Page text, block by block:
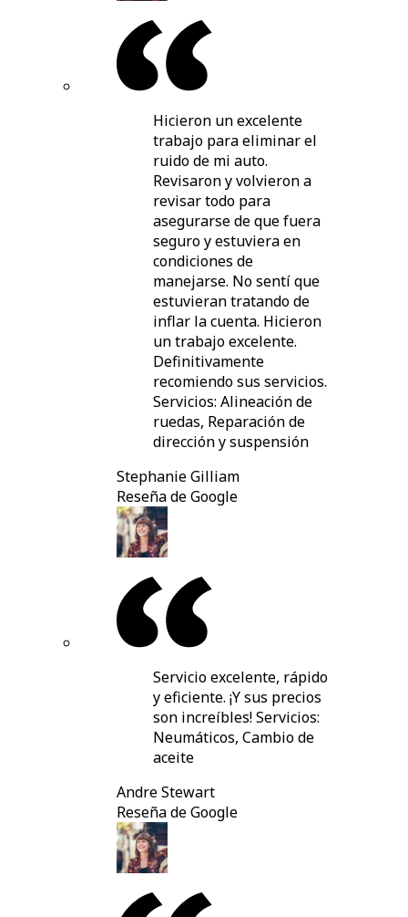
Hicieron un excelente
trabajo para eliminar el
ruido de mi auto.
Revisaron y volvieron a
revisar todo para
asegurarse de que fuera
seguro y estuviera en
condiciones de
manejarse. No sentí que
estuvieran tratando de
inflar la cuenta. Hicieron
un trabajo excelente.
Definitivamente
recomiendo sus servicios.
Servicios: Alineación de
ruedas, Reparación de
dirección y suspensión
Stephanie Gilliam
Reseña de Google
Servicio excelente, rápido
y eficiente. ¡Y sus precios
son increíbles! Servicios:
Neumáticos, Cambio de
aceite
Andre Stewart
Reseña de Google